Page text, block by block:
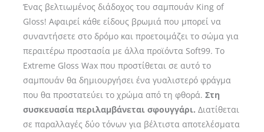
price
was:
15,50€.
τρέχουσα
τιμή
είναι:
11,90€.
Ένας βελτιωμένος διάδοχος του σαμπουάν King of
Gloss! Αφαιρεί κάθε είδους βρωμιά που μπορεί να
συναντήσετε στο δρόμο και προετοιμάζει το σώμα για
περαιτέρω προστασία με άλλα προϊόντα Soft99. Το
Extreme Gloss Wax που προστίθεται σε αυτό το
σαμπουάν θα δημιουργήσει ένα γυαλιστερό φράγμα
που θα προστατεύει το χρώμα από τη φθορά. Στη
συσκευασία περιλαμβάνεται σφουγγάρι. Διατίθεται
σε παραλλαγές δύο τόνων για βέλτιστα αποτελέσματα